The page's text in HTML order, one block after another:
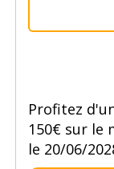
Profitez
150€ sur le
le 20/06/